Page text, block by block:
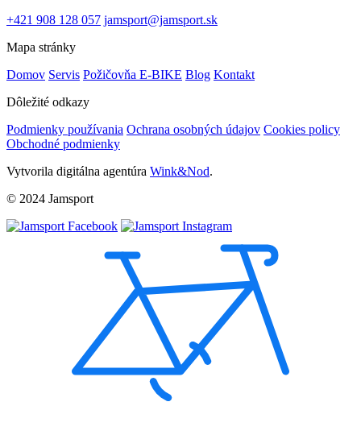
+421 908 128 057 jamsport@jamsport.sk
Mapa stránky
Domov Servis Požičovňa E-BIKE Blog Kontakt
Dôležité odkazy
Podmienky používania Ochrana osobných údajov Cookies policy
Obchodné podmienky
Vytvorila digitálna agentúra Wink&Nod.
© 2024 Jamsport